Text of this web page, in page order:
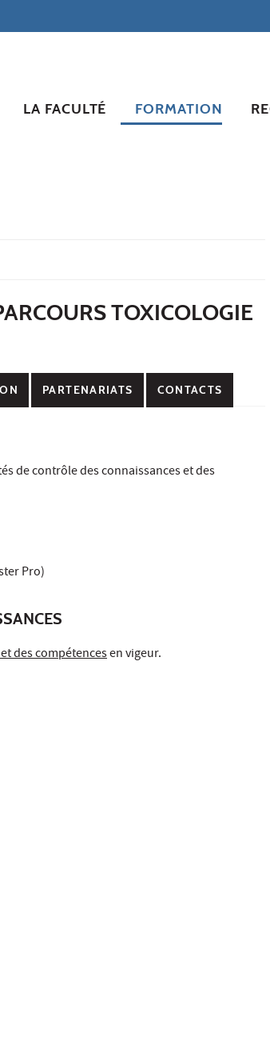
LA FACULTÉ FORMATION
TOXICOLOGIE
PARTENARIATS CONTACTS
de contrôle des connaissances et des
Pro)
des compétencesen vigeur.